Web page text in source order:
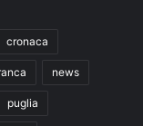
cronaca
news
puglia